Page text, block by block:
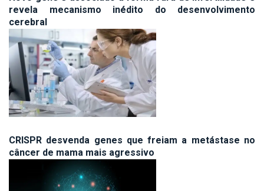
revela mecanismo inédito do desenvolvimento
cerebral
CRISPR desvenda genes que freiam a metástase no
câncer de mama mais agressivo